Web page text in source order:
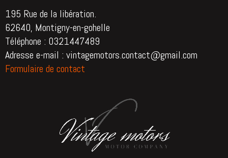
195 Rue de la libération.
62640, Montigny-en-gohelle
Téléphone : 0321447489
Adresse e-mail : vintagemotors.contact@gmail.com
Formulaire de contact